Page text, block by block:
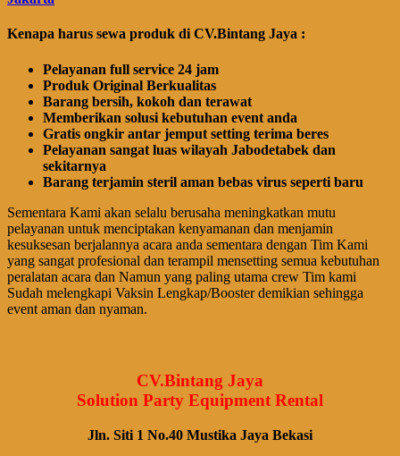
Kenapa harus sewa produk di CV.Bintang Jaya :
Pelayanan full service 24 jam
Produk Original Berkualitas
Barang bersih, kokoh dan terawat
Memberikan solusi kebutuhan event anda
Gratis ongkir antar jemput setting terima beres
Pelayanan sangat luas wilayah Jabodetabek dan
sekitarnya
Barang terjamin steril aman bebas virus seperti baru
Sementara Kami akan selalu berusaha meningkatkan mutu
pelayanan untuk menciptakan kenyamanan dan menjamin
kesuksesan berjalannya acara anda sementara dengan Tim Kami
yang sangat profesional dan terampil mensetting semua kebutuhan
peralatan acara dan Namun yang paling utama crew Tim kami
Sudah melengkapi Vaksin Lengkap/Booster demikian sehingga
event aman dan nyaman.
CV.Bintang Jaya
Solution Party Equipment Rental
Jln. Siti 1 No.40 Mustika Jaya Bekasi